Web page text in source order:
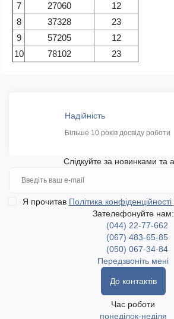
7
27060
12
8
37328
23
9
57205
12
10
78102 23
Надійність
Більше 10 років досвіду роботи
Слідкуйте за новинками та
Я прочитав Політика конфіденційності
Зателефонуйте нам:
(044) 22-77-662
(067) 483-65-85
(050) 067-34-84
Передзвоніть мені
До контактів
Час роботи
понеділок-неділя